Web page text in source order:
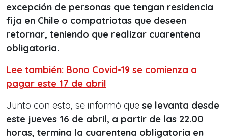
excepción de personas que tengan residencia
fija en Chile o compatriotas que deseen
retornar, teniendo que realizar cuarentena
obligatoria.
Lee también: Bono Covid-19 se comienza a
pagar este 17 de abril
Junto con esto, se informó que se levanta desde
este jueves 16 de abril, a partir de las 22.00
horas, termina la cuarentena obligatoria en